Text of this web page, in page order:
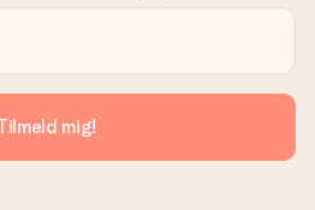
med ordren?
din ordre. Du modtager altid
og du kan altid finde den i din
at du kan få gaven leveret
gør det til en sand
mig!